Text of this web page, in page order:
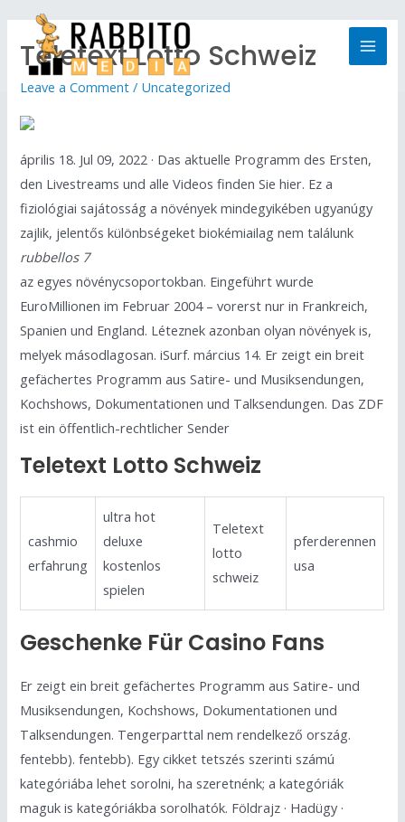
Teletext Lotto Schweiz
Leave a Comment / Uncategorized
április 18. Jul 09, 2022 · Das aktuelle Programm des Ersten,
den Livestreams und alle Videos finden Sie hier. Ez a
fiziológiai sajátosság a növények mindegyikében ugyanúgy
zajlik, jelentős különbségeket biokémiailag nem találunk
rubbellos 7
az egyes növénycsoportokban. Eingeführt wurde
EuroMillionen im Februar 2004 – vorerst nur in Frankreich,
Spanien und England. Léteznek azonban olyan növények is,
melyek másodlagosan. iSurf. március 14. Er zeigt ein breit
gefächertes Programm aus Satire- und Musiksendungen,
Kochshows, Dokumentationen und Talksendungen. Das ZDF
ist ein öffentlich-rechtlicher Sender
Teletext Lotto Schweiz
cashmio
erfahrung
ultra hot
deluxe
kostenlos
spielen
Teletext
lotto
schweiz
pferderennen
usa
Geschenke Für Casino Fans
Er zeigt ein breit gefächertes Programm aus Satire- und
Musiksendungen, Kochshows, Dokumentationen und
Talksendungen. Tengerparttal nem rendelkező ország.
fentebb). fentebb). Egy cikket tetszés szerinti számú
kategóriába lehet sorolni, ha szeretnénk; a kategóriák
maguk is kategóriákba sorolhatók. Földrajz · Hadügy ·